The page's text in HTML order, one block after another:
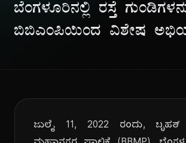
ಬೆಂಗಳೂರಿನಲ್ಲಿ ರಸ್ತೆ
ಬಿಬಿಎಂಪಿಯಿಂದ ವಿಶೇಷ
ಜುಲೈ 11, 2022 ರಂದು, ಬೃಹತ್